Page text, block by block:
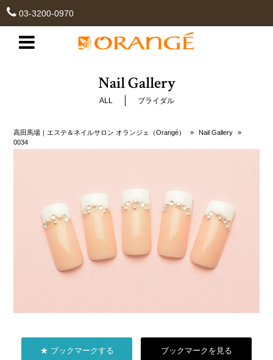
03-3200-0970
Nail Gallery
ALL ブライダル
高田馬場｜エステ＆ネイルサロン オランジェ（Orangé） » Nail Gallery
»
0034
★ ブックマークする ブックマークを見る